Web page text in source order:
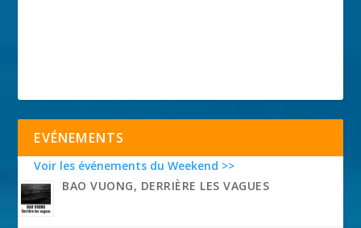
EVÉNEMENTS
Voir les événements du Weekend >>
BAO VUONG, DERRIÈRE LES VAGUES